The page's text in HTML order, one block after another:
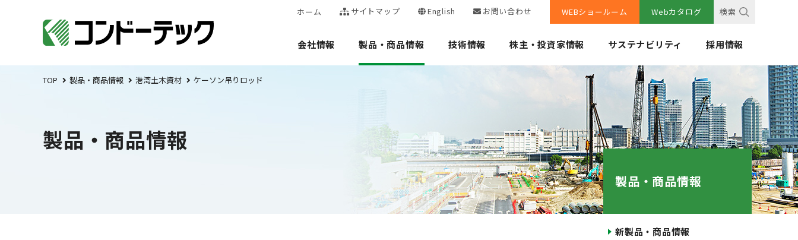
ホーム サイトマップ English お問い合わせ WEBショールーム Webカタログ 検索
会社情報 製品・商品情報 技術情報 株主・投資家情報 サステナビリティ 採用情報
TOP 製品・商品情報 港湾土木資材 ケーソン吊りロッド
製品・商品情報
製品・商品情報
新製品・商品情報